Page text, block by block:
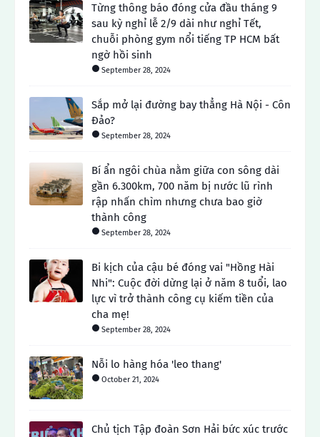
Từng thông báo đóng cửa đầu tháng 9
sau kỳ nghỉ lễ 2/9 dài như nghỉ Tết,
chuỗi phòng gym nổi tiếng TP HCM bất
ngờ hồi sinh
September 28, 2024
Sắp mở lại đường bay thẳng Hà Nội - Côn
Đảo?
September 28, 2024
Bí ẩn ngôi chùa nằm giữa con sông dài
gần 6.300km, 700 năm bị nước lũ rình
rập nhấn chìm nhưng chưa bao giờ
thành công
September 28, 2024
Bi kịch của cậu bé đóng vai "Hồng Hài
Nhi": Cuộc đời dừng lại ở năm 8 tuổi, lao
lực vì trở thành công cụ kiếm tiền của
cha mẹ!
September 28, 2024
Nỗi lo hàng hóa 'leo thang'
October 21, 2024
Chủ tịch Tập đoàn Sơn Hải bức xúc trước